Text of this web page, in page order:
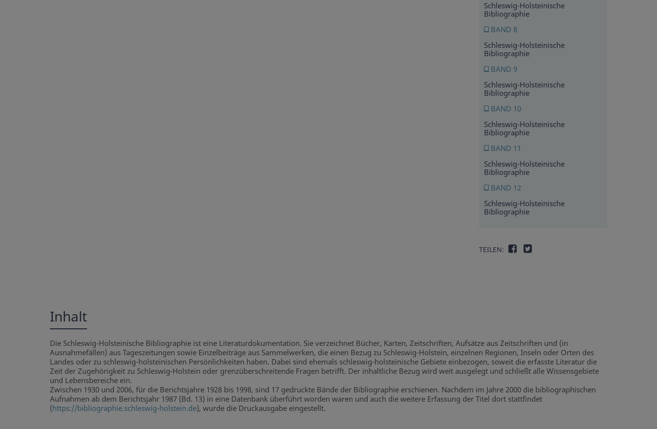
Schleswig-Holsteinische
Bibliographie
BAND 8
Schleswig-Holsteinische
Bibliographie
BAND 9
Schleswig-Holsteinische
Bibliographie
BAND 10
Schleswig-Holsteinische
Bibliographie
BAND 11
Schleswig-Holsteinische
Bibliographie
BAND 12
Schleswig-Holsteinische
Bibliographie
TEILEN:
Inhalt
Die Schleswig-Holsteinische Bibliographie ist eine Literaturdokumentation. Sie verzeichnet Bücher, Karten, Zeitschriften, Aufsätze aus Zeitschriften und (in
Ausnahmefällen) aus Tageszeitungen sowie Einzelbeiträge aus Sammelwerken, die einen Bezug zu Schleswig-Holstein, einzelnen Regionen, Inseln oder Orten des
Landes oder zu schleswig-holsteinischen Persönlichkeiten haben. Dabei sind ehemals schleswig-holsteinische Gebiete einbezogen, soweit die erfasste Literatur die
Zeit der Zugehörigkeit zu Schleswig-Holstein oder grenzüberschreitende Fragen betrifft. Der inhaltliche Bezug wird weit ausgelegt und schließt alle Wissensgebiete
und Lebensbereiche ein.
Zwischen 1930 und 2006, für die Berichtsjahre 1928 bis 1998, sind 17 gedruckte Bände der Bibliographie erschienen. Nachdem im Jahre 2000 die bibliographischen
Aufnahmen ab dem Berichtsjahr 1987 (Bd. 13) in eine Datenbank überführt worden waren und auch die weitere Erfassung der Titel dort stattfindet
(https://bibliographie.schleswig-holstein.de), wurde die Druckausgabe eingestellt.